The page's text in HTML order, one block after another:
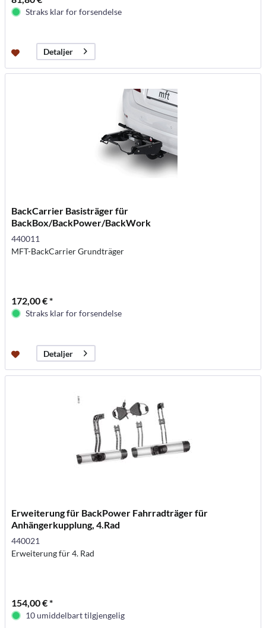
Straks klar for forsendelse
Detaljer
BackCarrier Basisträger für
BackBox/BackPower/BackWork
440011
MFT-BackCarrier Grundträger
172,00 € *
Straks klar for forsendelse
Detaljer
Erweiterung für BackPower Fahrradträger für
Anhängerkupplung, 4.Rad
440021
Erweiterung für 4. Rad
154,00 € *
10 umiddelbart tilgjengelig